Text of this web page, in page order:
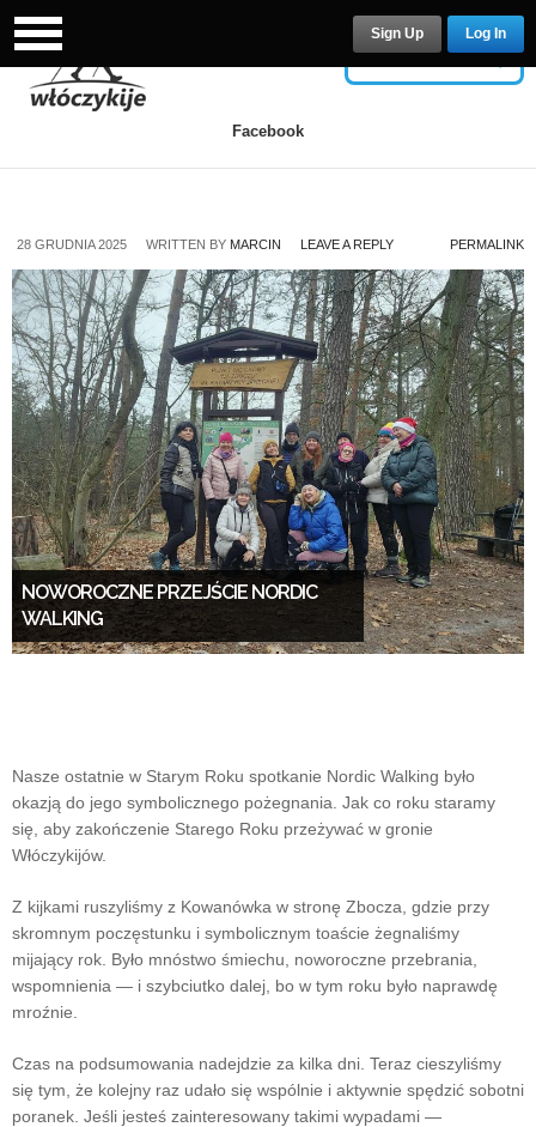
Facebook
Log In
Sign Up
28 GRUDNIA 2025 WRITTEN BY MARCIN LEAVE A REPLY PERMALINK
NOWOROCZNE PRZEJŚCIE NORDIC
WALKING
Nasze ostatnie w Starym Roku spotkanie Nordic Walking było
okazją do jego symbolicznego pożegnania. Jak co roku staramy
się, aby zakończenie Starego Roku przeżywać w gronie
Włóczykijów.
Z kijkami ruszyliśmy z Kowanówka w stronę Zbocza, gdzie przy
skromnym poczęstunku i symbolicznym toaście żegnaliśmy
mijający rok. Było mnóstwo śmiechu, noworoczne przebrania,
wspomnienia — i szybciutko dalej, bo w tym roku było naprawdę
mroźnie.
Czas na podsumowania nadejdzie za kilka dni. Teraz cieszyliśmy
się tym, że kolejny raz udało się wspólnie i aktywnie spędzić sobotni
poranek. Jeśli jesteś zainteresowany takimi wypadami —
Remember Me
Lost your password? /Register